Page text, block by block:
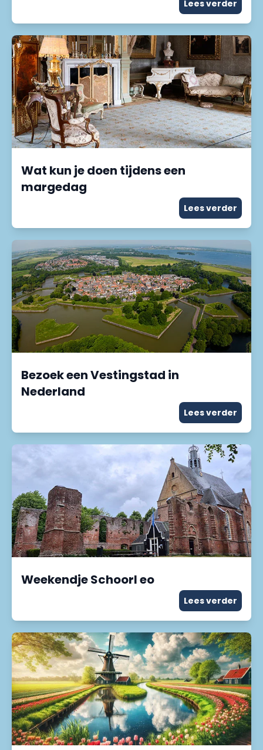
Lees verder
Wat kun je doen tijdens een
margedag
Lees verder
Bezoek een Vestingstad in
Nederland
Lees verder
Weekendje Schoorl eo
Lees verder